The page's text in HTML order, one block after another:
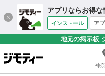
アプリならお得な
インストール ア
地元の掲示板
神